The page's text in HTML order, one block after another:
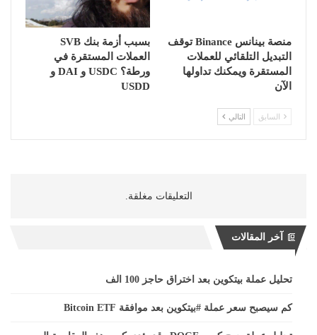
منصة بينانس Binance توقف
التبديل التلقائي للعملات
المستقرة ويمكنك تداولها
الآن
بسبب أزمة بنك SVB
العملات المستقرة في
ورطة؟ USDC و DAI و
USDD
السابق التالي
التعليقات مغلقة.
آخر المقالات
تحليل عملة بيتكوين بعد اختراق حاجز 100 الف
كم سيصبح سعر عملة #بيتكوين بعد موافقة Bitcoin ETF